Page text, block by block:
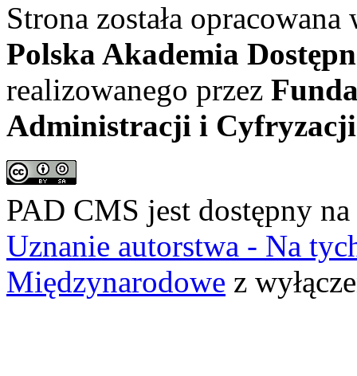
Strona została
Polska Akademia
realizowanego przez
Administracji i Cyfryzacji
PAD CMS jest dostępny na
Uznanie autorstwa - Na
Międzynarodowe z